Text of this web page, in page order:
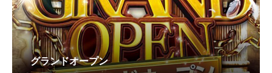
グランドオープン